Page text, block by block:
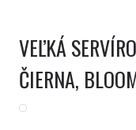
VEĽKÁ
ČIERNA,